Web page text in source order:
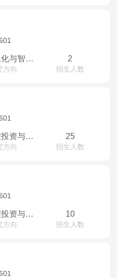
(04)信息化与智能建造
方向
2
招生人数
(01)工程投资与造价管理
方向
25
招生人数
(01)工程投资与造价管理
方向
10
招生人数